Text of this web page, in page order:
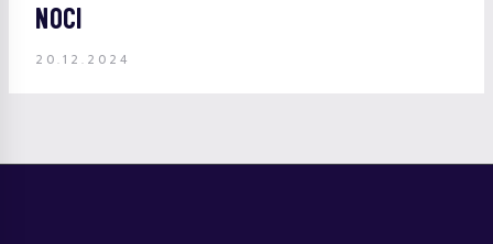
NOCI
20.12.2024